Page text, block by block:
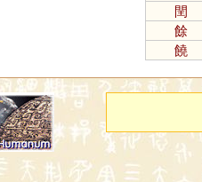
閏
餘
饒